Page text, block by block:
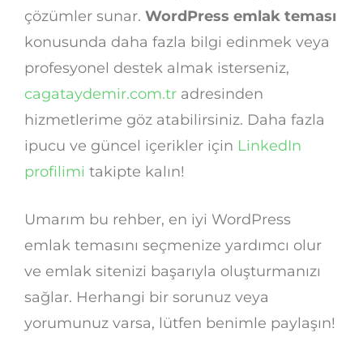
çözümler sunar. WordPress emlak teması
konusunda daha fazla bilgi edinmek veya
profesyonel destek almak isterseniz,
cagataydemir.com.tr adresinden
hizmetlerime göz atabilirsiniz. Daha fazla
ipucu ve güncel içerikler için LinkedIn
profilimi takipte kalın!
Umarım bu rehber, en iyi WordPress
emlak temasını seçmenize yardımcı olur
ve emlak sitenizi başarıyla oluşturmanızı
sağlar. Herhangi bir sorunuz veya
yorumunuz varsa, lütfen benimle paylaşın!